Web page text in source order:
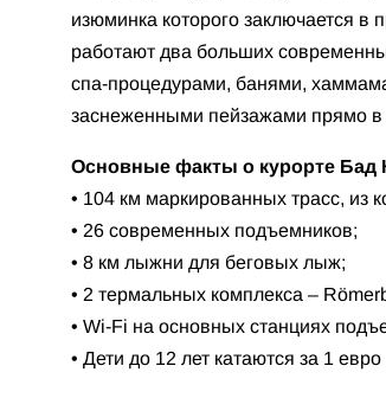
изюминка которого заключается в
работают два больших
спа-процедурами, банями,
заснеженными пейзажами прямо в
Основные факты о курорте Бад
• 104 км маркированных трасс, из
• 26 современных подъемников;
• 8 км лыжни для беговых лыж;
• 2 термальных комплекса –
• Wi-Fi на основных станциях
• Дети до 12 лет катаются за 1 евро